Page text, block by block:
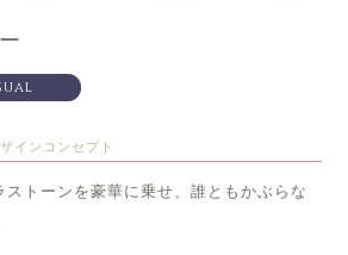
インコンセプト
ストーンを豪華に乗せ、誰ともかぶらな